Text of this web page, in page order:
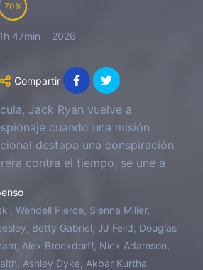
70
1h 47min 2026
Compartir
Jack Ryan vuelve a
cuando una misión
destapa una conspiración
contra el tiempo, se une a
MI6 Emma Marlowe para
renegada de operaciones
pelea muy personal y con mucho
Wendell Pierce, Sienna Miller,
Betty Gabriel, JJ Feild, Douglas
Alex Brockdorff, Nick Adamson,
Ashley Dyke, Akbar Kurtha